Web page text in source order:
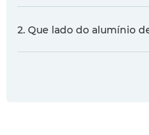
2. Que lado do alumínio